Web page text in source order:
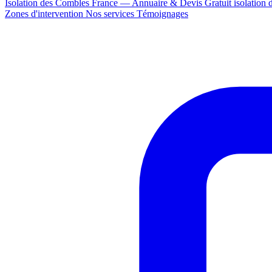
Isolation des Combles France — Annuaire & Devis Gratuit isolation
Zones d'intervention Nos services Témoignages